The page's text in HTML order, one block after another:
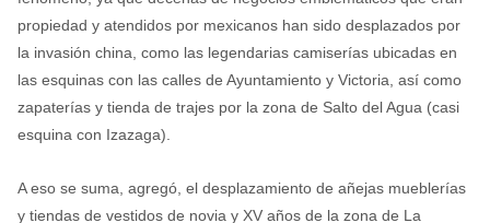
propiedad y atendidos por mexicanos han sido desplazados por
la invasión china, como las legendarias camiserías ubicadas en
las esquinas con las calles de Ayuntamiento y Victoria, así como
zapaterías y tienda de trajes por la zona de Salto del Agua (casi
esquina con Izazaga).
A eso se suma, agregó, el desplazamiento de añejas mueblerías
y tiendas de vestidos de novia y XV años de la zona de La